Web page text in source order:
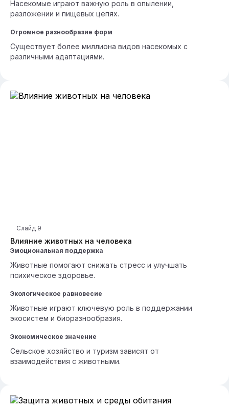
Насекомые играют важную роль в опылении,
разложении и пищевых цепях.
Огромное разнообразие форм
Существует более миллиона видов насекомых с
различными адаптациями.
Влияние животных на человека
Слайд 9
Эмоциональная поддержка
Животные помогают снижать стресс и улучшать
психическое здоровье.
Экологическое равновесие
Животные играют ключевую роль в поддержании
экосистем и биоразнообразия.
Экономическое значение
Сельское хозяйство и туризм зависят от
взаимодействия с животными.